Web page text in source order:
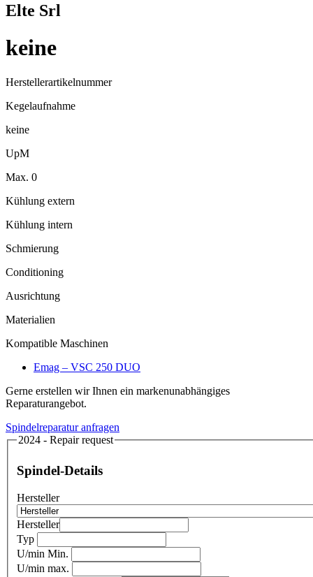
Elte Srl
keine
Herstellerartikelnummer
Kegelaufnahme
keine
UpM
Max. 0
Kühlung extern
Kühlung intern
Schmierung
Conditioning
Ausrichtung
Materialien
Kompatible Maschinen
Emag – VSC 250 DUO
Gerne erstellen wir Ihnen ein markenunabhängiges
Reparaturangebot.
Spindelreparatur anfragen
2024 - Repair request
Spindel-Details
Hersteller
Hersteller
Typ
U/min Min.
U/min max.